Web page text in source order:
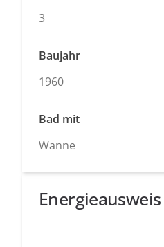
3
Baujahr
1960
Bad mit
Wanne
Energieausweis